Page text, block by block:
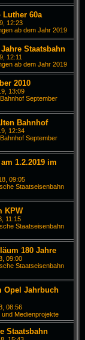
Luther 60a
12:23
ab dem Jahr 2019
Staatsbahn
12:11
ab dem Jahr 2019
2010
13:09
September
Bahnhof
12:34
September
1.2.2019 im
09:05
Staatseisenbahn
KPW
11:15
Staatseisenbahn
180 Jahre
09:00
Staatseisenbahn
Opel Jahrbuch
08:56
Medienprojekte
Staatsbahn